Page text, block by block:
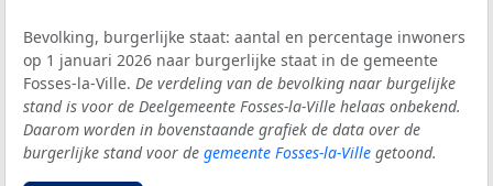
Bevolking, burgerlijke staat: aantal en percentage inwoners
op 1 januari 2026 naar burgerlijke staat in de gemeente
Fosses-la-Ville. De verdeling van de bevolking naar burgelijke
stand is voor de Deelgemeente Fosses-la-Ville helaas onbekend.
Daarom worden in bovenstaande grafiek de data over de
burgerlijke stand voor de gemeente Fosses-la-Ville getoond.